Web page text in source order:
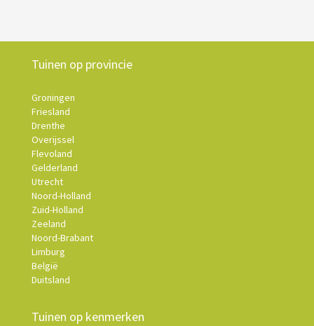
Tuinen op provincie
Groningen
Friesland
Drenthe
Overijssel
Flevoland
Gelderland
Utrecht
Noord-Holland
Zuid-Holland
Zeeland
Noord-Brabant
Limburg
België
Duitsland
Tuinen op kenmerken